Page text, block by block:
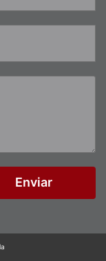
Enviar